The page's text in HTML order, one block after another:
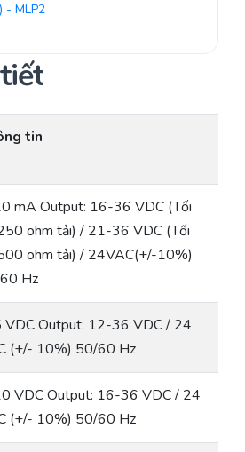
- MLP2
tin
mA Output: 16-36 VDC (Tối
ohm tải) / 21-36 VDC (Tối
ohm tải) / 24VAC(+/-10%)
Hz
Output: 12-36 VDC / 24
(+/- 10%) 50/60 Hz
VDC Output: 16-36 VDC / 24
(+/- 10%) 50/60 Hz